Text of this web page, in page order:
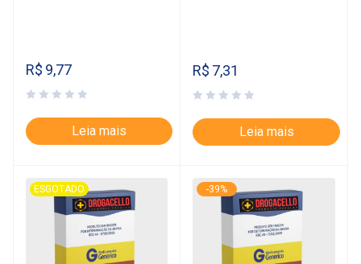
R$ 9,77
Leia mais
R$ 7,31
Leia mais
ESGOTADO -39%